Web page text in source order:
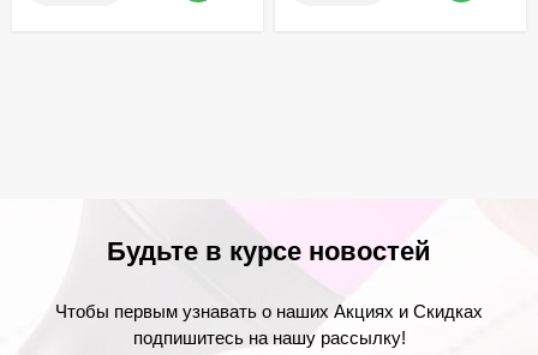
Будьте в курсе новостей
Чтобы первым узнавать о наших Акциях и Скидках
подпишитесь на нашу рассылку!